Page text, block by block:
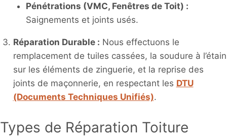
Pénétrations (VMC, Fenêtres de Toit) :
Saignements et joints usés.
Réparation Durable : Nous effectuons le
remplacement de tuiles cassées, la soudure à l’étain
sur les éléments de zinguerie, et la reprise des
joints de maçonnerie, en respectant les DTU
(Documents Techniques Unifiés).
Types de Réparation Toiture